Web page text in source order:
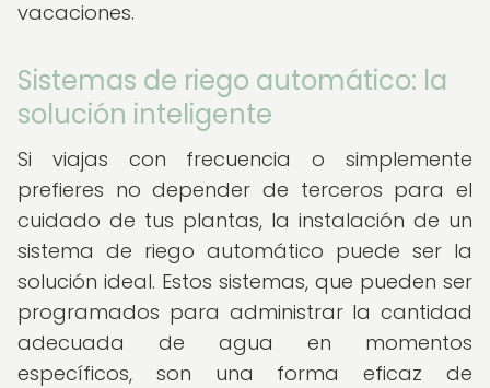
vacaciones.
Sistemas de riego automático: la
solución inteligente
Si viajas con frecuencia o simplemente
prefieres no depender de terceros para el
cuidado de tus plantas, la instalación de un
sistema de riego automático puede ser la
solución ideal. Estos sistemas, que pueden ser
programados para administrar la cantidad
adecuada de agua en momentos
específicos, son una forma eficaz de